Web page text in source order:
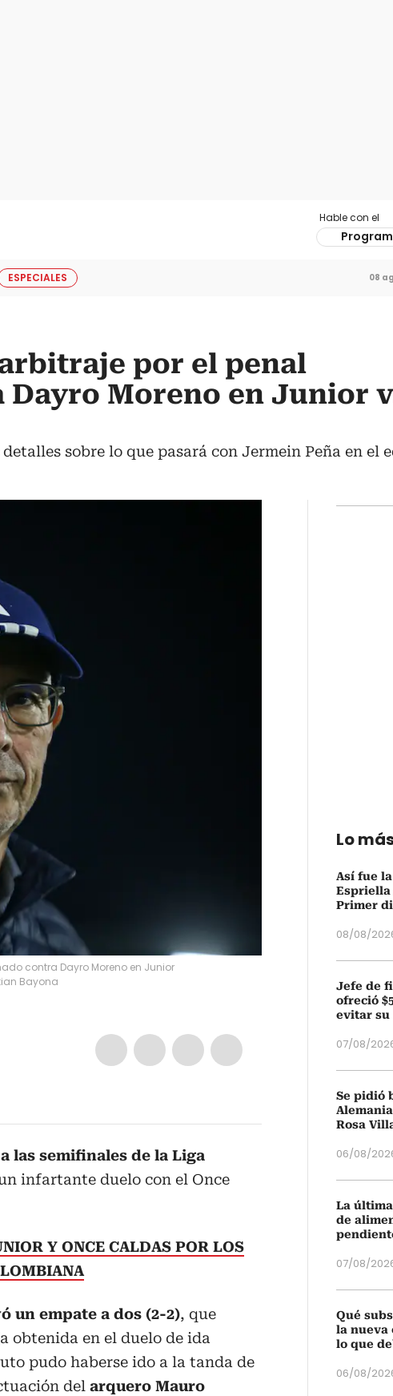
Hable con el
ESPECIALES 08
por el penal
Moreno en Junior
sobre lo que pasará con Jermein Peña en el
contra Dayro Moreno en Junior
Bayona
las semifinales de la Liga
infartante duelo con el Once
Y ONCE CALDAS POR LOS
un empate a dos (2-2), que
obtenida en el duelo de ida
pudo haberse ido a la tanda de
del arquero Mauro
Lo
Así fue
Espriella
Primer
08/08/
Jefe de
ofreció
evitar su
07/08/
Se pidió
Rosa
06/08/
La
de
07/08/
Qué
la nueva
lo que
06/08/